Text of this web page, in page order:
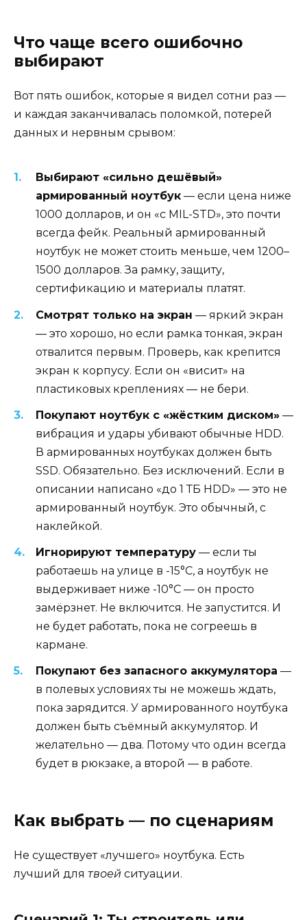
Что чаще всего ошибочно
выбирают
Вот пять ошибок, которые я видел сотни раз —
и каждая заканчивалась поломкой, потерей
данных и нервным срывом:
Выбирают «сильно дешёвый»
армированный ноутбук — если цена ниже
1000 долларов, и он «с MIL-STD», это почти
всегда фейк. Реальный армированный
ноутбук не может стоить меньше, чем 1200–
1500 долларов. За рамку, защиту,
сертификацию и материалы платят.
Смотрят только на экран — яркий экран
— это хорошо, но если рамка тонкая, экран
отвалится первым. Проверь, как крепится
экран к корпусу. Если он «висит» на
пластиковых креплениях — не бери.
Покупают ноутбук с «жёстким диском» —
вибрация и удары убивают обычные HDD.
В армированных ноутбуках должен быть
SSD. Обязательно. Без исключений. Если в
описании написано «до 1 ТБ HDD» — это не
армированный ноутбук. Это обычный, с
наклейкой.
Игнорируют температуру — если ты
работаешь на улице в -15°C, а ноутбук не
выдерживает ниже -10°C — он просто
замёрзнет. Не включится. Не запустится. И
не будет работать, пока не согреешь в
кармане.
Покупают без запасного аккумулятора —
в полевых условиях ты не можешь ждать,
пока зарядится. У армированного ноутбука
должен быть съёмный аккумулятор. И
желательно — два. Потому что один всегда
будет в рюкзаке, а второй — в работе.
Как выбрать — по сценариям
Не существует «лучшего» ноутбука. Есть
лучший для твоей ситуации.